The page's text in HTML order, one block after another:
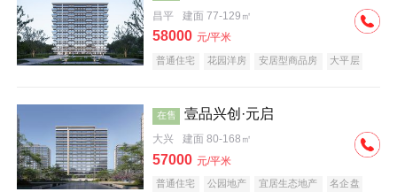
昌平 建面 77-129㎡
58000 元/平米
普通住宅 花园洋房 安居型商品房
大平层
在售 壹品兴创·元启
大兴 建面 80-168㎡
57000 元/平米
普通住宅 公园地产 宜居生态地产 名企盘